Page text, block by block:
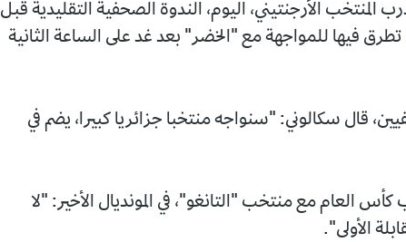
المنتخب الأرجنتيني، اليوم، الندوة الصحفية التقليدية قبل
تطرق فيها للمواجهة مع "الخضر" بعد غد على الساعة الثانية
قال سكالوني: "سنواجه منتخبا جزائريا كبيرا، يضم في
كأس العام مع منتخب "التانغو"، في المونديال الأخير: "لا
الأولى".